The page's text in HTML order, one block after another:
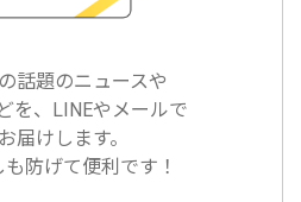
話題のニュースや
を、LINEやメールで
届けします。
防げて便利です！